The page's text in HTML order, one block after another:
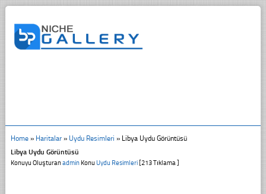
Home» Haritalar» Uydu Resimleri » Libya Uydu Görüntüsü
Libya Uydu Görüntüsü
Konuyu OluşturanadminKonu Uydu Resimleri[213 Tıklama ]